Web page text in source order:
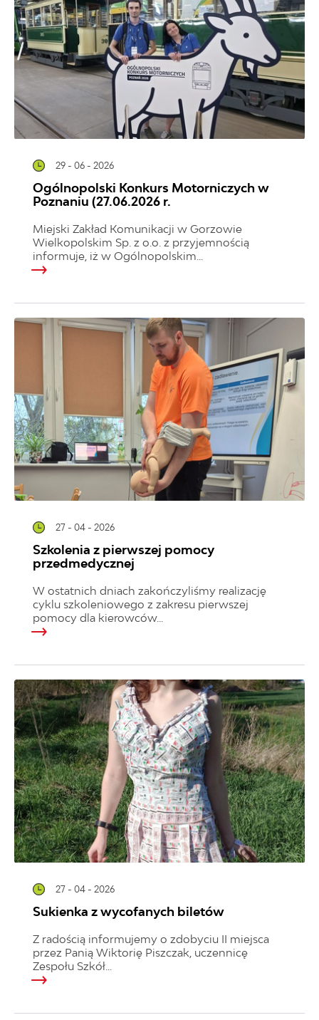
29 - 06 - 2026
Ogólnopolski Konkurs Motorniczych w
Poznaniu (27.06.2026 r.
Miejski Zakład Komunikacji w Gorzowie
Wielkopolskim Sp. z o.o. z przyjemnością
informuje, iż w Ogólnopolskim...
27 - 04 - 2026
Szkolenia z pierwszej pomocy
przedmedycznej
W ostatnich dniach zakończyliśmy realizację
cyklu szkoleniowego z zakresu pierwszej
pomocy dla kierowców...
27 - 04 - 2026
Sukienka z wycofanych biletów
Z radością informujemy o zdobyciu II miejsca
przez Panią Wiktorię Piszczak, uczennicę
Zespołu Szkół...